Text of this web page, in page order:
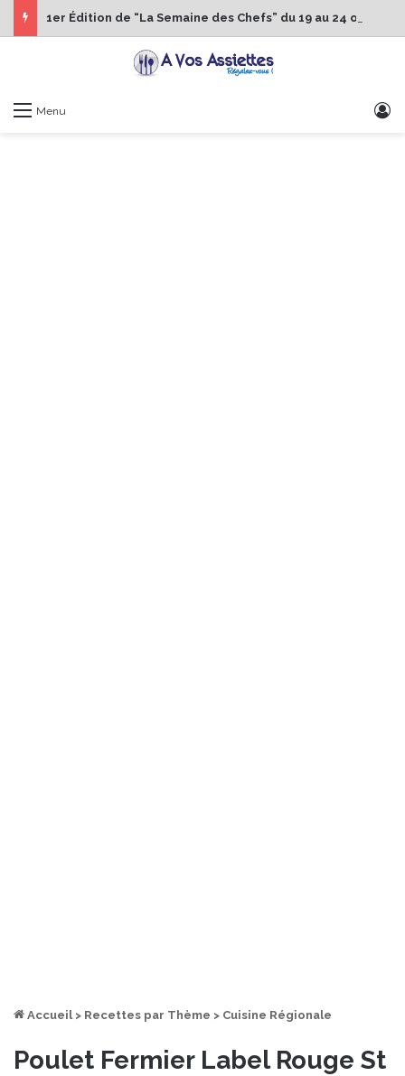
Menu
Accueil > Recettes par Thème > Cuisine Régionale
Poulet Fermier Label Rouge St